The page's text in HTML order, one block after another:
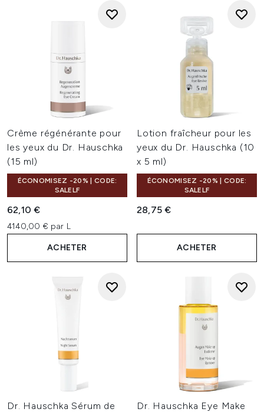
Crème régénérante pour
les yeux du Dr. Hauschka
(15 ml)
ÉCONOMISEZ -20% | CODE:
SALELF
62,10 €
4140,00 € par L
ACHETER
Lotion fraîcheur pour les
yeux du Dr. Hauschka (10
x 5 ml)
ÉCONOMISEZ -20% | CODE:
SALELF
28,75 €
ACHETER
Dr. Hauschka Sérum de
Dr. Hauschka Eye Make